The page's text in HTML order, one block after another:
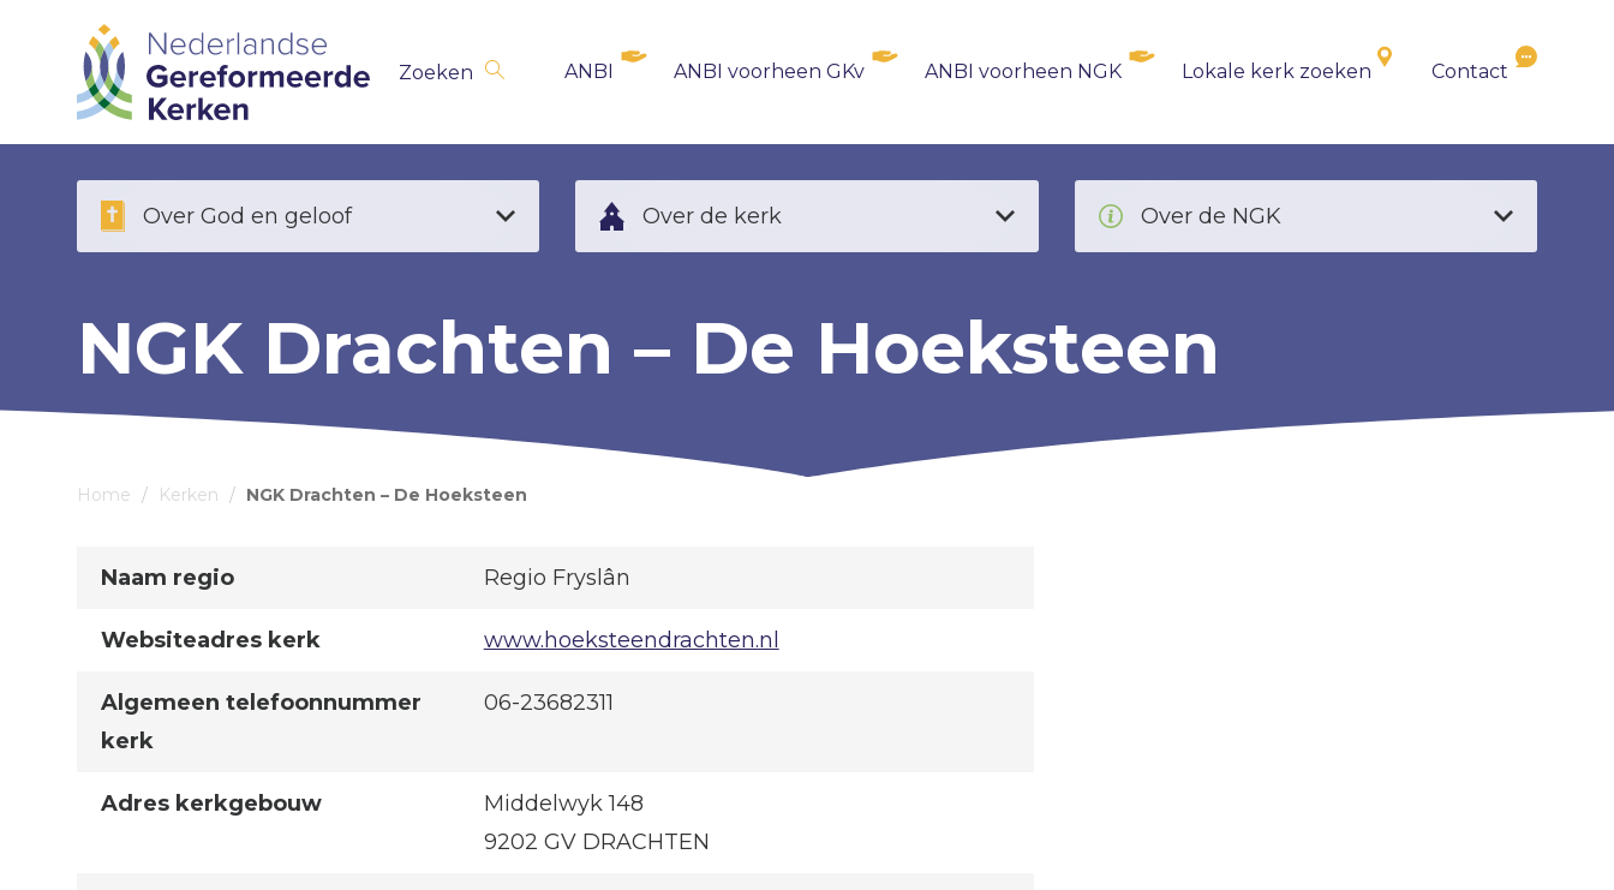
Skip
navigation
Over God en geloof Over de kerk Over de NGK
Zoeken ANBI ANBI voorheen GKv ANBI voorheen NGK Lokale kerk zoeken Contact
NGK Drachten – De Hoeksteen
Home / Kerken / NGK Drachten – De Hoeksteen
Naam regio Regio Fryslân
Websiteadres kerk www.hoeksteendrachten.nl
Algemeen telefoonnummer
kerk
06-23682311
Adres kerkgebouw
Middelwyk 148
9202 GV DRACHTEN